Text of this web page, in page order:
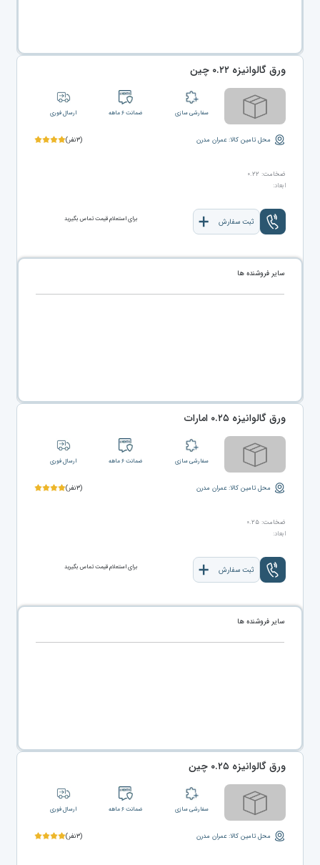
ورق گالوانیزه ۰.۲۲ چین
سفارشی سازی ضمانت ۶ ماهه ارسال فوری
محل تامین کالا: عمران مدرن (۳نفر)
ضخامت: ۰.۲۲
ابعاد:
ثبت سفارش برای استعلام قیمت تماس بگیرید
سایر فروشنده ها
ورق گالوانیزه ۰.۲۵ امارات
سفارشی سازی ضمانت ۶ ماهه ارسال فوری
محل تامین کالا: عمران مدرن (۳نفر)
ضخامت: ۰.۲۵
ابعاد:
ثبت سفارش برای استعلام قیمت تماس بگیرید
سایر فروشنده ها
ورق گالوانیزه ۰.۲۵ چین
سفارشی سازی ضمانت ۶ ماهه ارسال فوری
محل تامین کالا: عمران مدرن (۳نفر)